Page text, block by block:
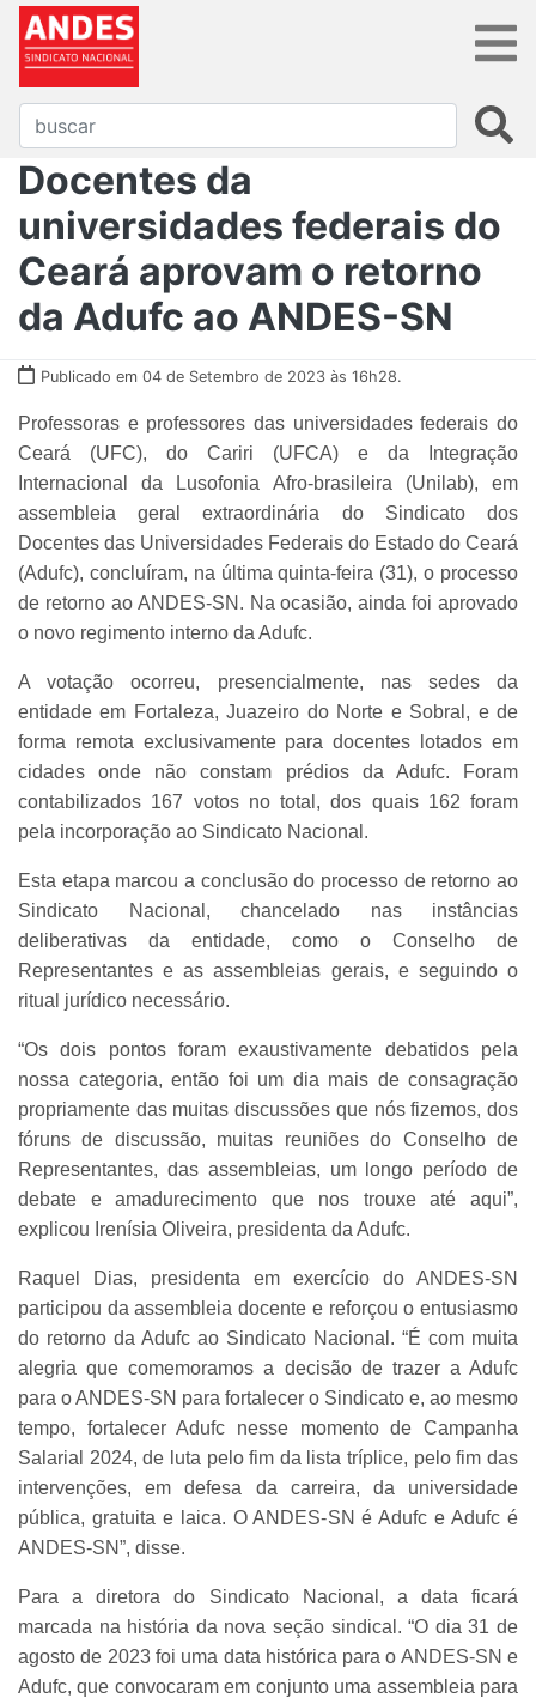
Docentes da
universidades federais do
Ceará aprovam o retorno
da Adufc ao ANDES-SN
Publicado em 04 de Setembro de 2023 às 16h28.
Professoras e professores das universidades federais do
Ceará (UFC), do Cariri (UFCA) e da Integração
Internacional da Lusofonia Afro-brasileira (Unilab), em
assembleia geral extraordinária do Sindicato dos
Docentes das Universidades Federais do Estado do Ceará
(Adufc), concluíram, na última quinta-feira (31), o processo
de retorno ao ANDES-SN. Na ocasião, ainda foi aprovado
o novo regimento interno da Adufc.
A votação ocorreu, presencialmente, nas sedes da
entidade em Fortaleza, Juazeiro do Norte e Sobral, e de
forma remota exclusivamente para docentes lotados em
cidades onde não constam prédios da Adufc. Foram
contabilizados 167 votos no total, dos quais 162 foram
pela incorporação ao Sindicato Nacional.
Esta etapa marcou a conclusão do processo de retorno ao
Sindicato Nacional, chancelado nas instâncias
deliberativas da entidade, como o Conselho de
Representantes e as assembleias gerais, e seguindo o
ritual jurídico necessário.
“Os dois pontos foram exaustivamente debatidos pela
nossa categoria, então foi um dia mais de consagração
propriamente das muitas discussões que nós fizemos, dos
fóruns de discussão, muitas reuniões do Conselho de
Representantes, das assembleias, um longo período de
debate e amadurecimento que nos trouxe até aqui”,
explicou Irenísia Oliveira, presidenta da Adufc.
Raquel Dias, presidenta em exercício do ANDES-SN
participou da assembleia docente e reforçou o entusiasmo
do retorno da Adufc ao Sindicato Nacional. “É com muita
alegria que comemoramos a decisão de trazer a Adufc
para o ANDES-SN para fortalecer o Sindicato e, ao mesmo
tempo, fortalecer Adufc nesse momento de Campanha
Salarial 2024, de luta pelo fim da lista tríplice, pelo fim das
intervenções, em defesa da carreira, da universidade
pública, gratuita e laica. O ANDES-SN é Adufc e Adufc é
ANDES-SN”, disse.
Para a diretora do Sindicato Nacional, a data ficará
marcada na história da nova seção sindical. “O dia 31 de
agosto de 2023 foi uma data histórica para o ANDES-SN e
Adufc, que convocaram em conjunto uma assembleia para